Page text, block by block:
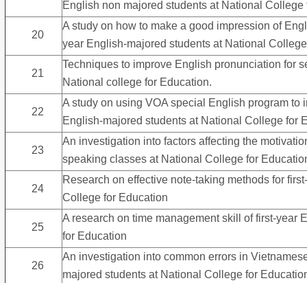
English non majored students at National College
20
A study on how to make a good impression of
year English-majored students at National
21
Techniques to improve English pronunciation for
National college for Education.
22
A study on using VOA special English program to
English-majored students at National College for
23
An investigation into factors affecting the
speaking classes at National College for
24
Research on effective note-taking methods for
College for Education
25
A research on time management skill of first-year
for Education
26
An investigation into common errors in
majored students at National College for